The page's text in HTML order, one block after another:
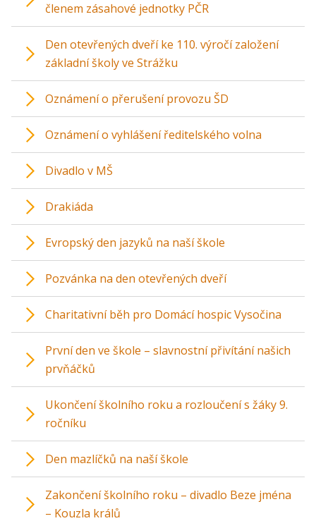
členem zásahové jednotky PČR
Den otevřených dveří ke 110. výročí založení
základní školy ve Strážku
Oznámení o přerušení provozu ŠD
Oznámení o vyhlášení ředitelského volna
Divadlo v MŠ
Drakiáda
Evropský den jazyků na naší škole
Pozvánka na den otevřených dveří
Charitativní běh pro Domácí hospic Vysočina
První den ve škole – slavnostní přivítání našich
prvňáčků
Ukončení školního roku a rozloučení s žáky 9.
ročníku
Den mazlíčků na naší škole
Zakončení školního roku – divadlo Beze jména
– Kouzla králů